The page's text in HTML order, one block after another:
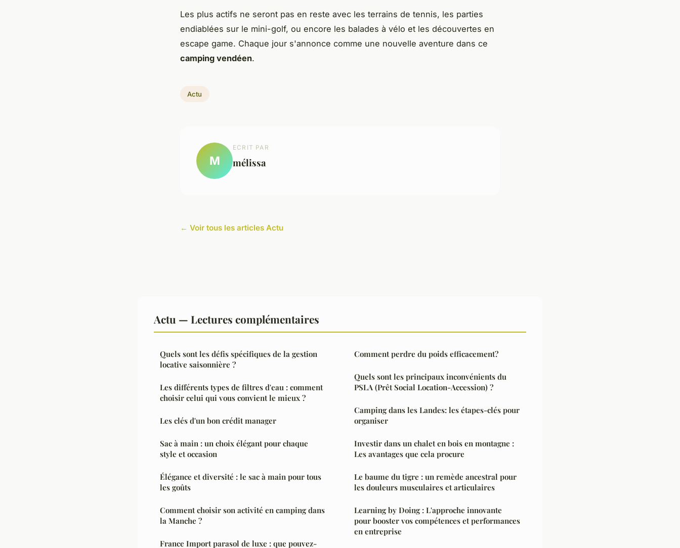
Les plus actifs ne seront pas en reste avec les terrains de tennis, les parties
endiablées sur le mini-golf, ou encore les balades à vélo et les découvertes en
escape game. Chaque jour s'annonce comme une nouvelle aventure dans ce
camping vendéen.
Actu
M
ECRIT PAR
mélissa
← Voir tous les articles Actu
Actu — Lectures complémentaires
Quels sont les défis spécifiques de la gestion
locative saisonnière ?
Les différents types de filtres d'eau : comment
choisir celui qui vous convient le mieux ?
Les clés d'un bon crédit manager
Sac à main : un choix élégant pour chaque
style et occasion
Élégance et diversité : le sac à main pour tous
les goûts
Comment choisir son activité en camping dans
la Manche ?
France Import parasol de luxe : que pouvez-
Comment perdre du poids efficacement?
Quels sont les principaux inconvénients du
PSLA (Prêt Social Location-Accession) ?
Camping dans les Landes: les étapes-clés pour
organiser
Investir dans un chalet en bois en montagne :
Les avantages que cela procure
Le baume du tigre : un remède ancestral pour
les douleurs musculaires et articulaires
Learning by Doing : L'approche innovante
pour booster vos compétences et performances
en entreprise